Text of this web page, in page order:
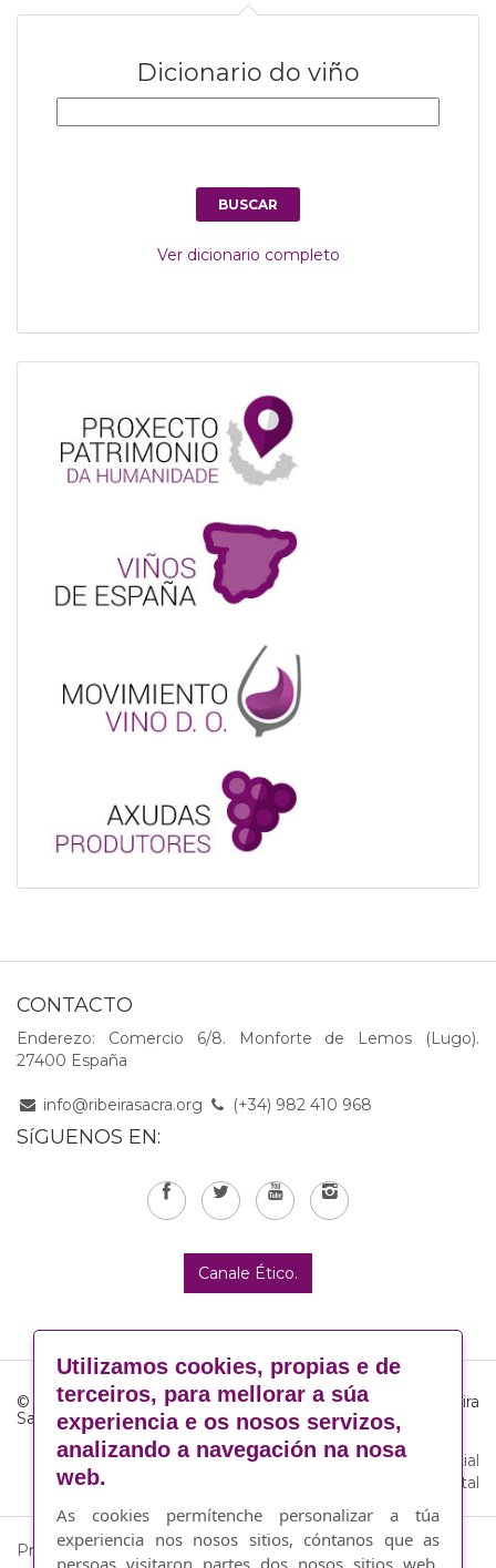
Dicionario do viño
Ver dicionario completo
CONTACTO
Enderezo: Comercio 6/8. Monforte de Lemos (Lugo).
27400 España
info@ribeirasacra.org (+34) 982 410 968
SíGUENOS EN:
Canale Ético.
© Consello Regulador da Denominación de Orixe Ribeira
Sacra
Aviso legal·Política de cookies·Responsabilidade Social
By Abertal
Proxecto financiado por:
Utilizamos cookies, propias e de
terceiros, para mellorar a súa
experiencia e os nosos servizos,
analizando a navegación na nosa
web.
As cookies permítenche personalizar a túa
experiencia nos nosos sitios, cóntanos que as
persoas visitaron partes dos nosos sitios web,